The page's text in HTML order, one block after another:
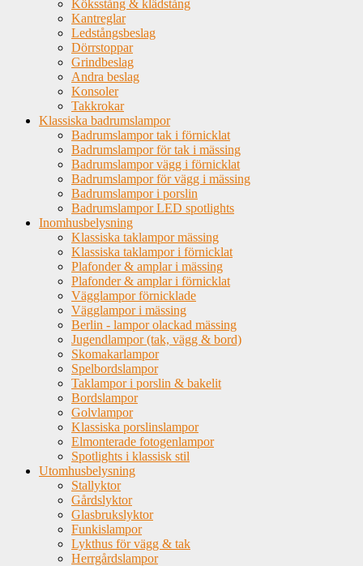
Köksstång & klädstång
Kantreglar
Ledstångsbeslag
Dörrstoppar
Grindbeslag
Andra beslag
Konsoler
Takkrokar
Klassiska badrumslampor
Badrumslampor tak i förnicklat
Badrumslampor för tak i mässing
Badrumslampor vägg i förnicklat
Badrumslampor för vägg i mässing
Badrumslampor i porslin
Badrumslampor LED spotlights
Inomhusbelysning
Klassiska taklampor mässing
Klassiska taklampor i förnicklat
Plafonder & amplar i mässing
Plafonder & amplar i förnicklat
Vägglampor förnicklade
Vägglampor i mässing
Berlin - lampor olackad mässing
Jugendlampor (tak, vägg & bord)
Skomakarlampor
Spelbordslampor
Taklampor i porslin & bakelit
Bordslampor
Golvlampor
Klassiska porslinslampor
Elmonterade fotogenlampor
Spotlights i klassisk stil
Utomhusbelysning
Stallyktor
Gårdslyktor
Glasbrukslyktor
Funkislampor
Lykthus för vägg & tak
Herrgårdslampor